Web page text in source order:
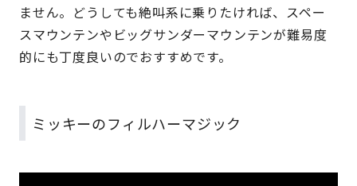
ません。どうしても絶叫系に乗りたければ、スペー
スマウンテンやビッグサンダーマウンテンが難易度
的にも丁度良いのでおすすめです。
ミッキーのフィルハーマジック